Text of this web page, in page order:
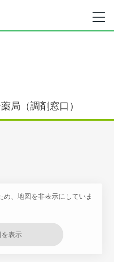
局（調剤窓口）
、地図を非表示にしていま
表示